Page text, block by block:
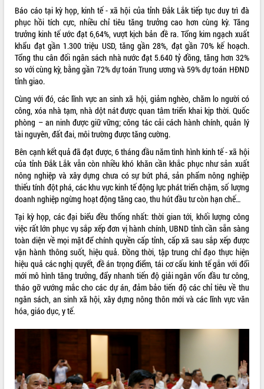
vụ 6 tháng cuối năm 2026
Kỳ họp thứ Hai, Hội đồng nhân dân
tỉnh khóa XI quyết nghị nhiều nội dung
quan trọng
Bí thư Tỉnh ủy Lương Nguyễn Minh
Triết thăm, tặng quà người có công với
cách mạng
Rà soát, hoàn thiện hệ thống thiết chế
văn hóa, thể thao đáp ứng yêu cầu
phát triển mới
Thường trực HĐND tỉnh Đắk Lắk gặp
mặt Đoàn chuyên gia y tế TP. Hồ Chí
Minh
Lễ truy điệu và an táng hài cốt liệt sĩ
tại Nghĩa trang Liệt sĩ xã Sơn Hòa
Bàn giải pháp tháo gỡ khó khăn trong
xuất khẩu sầu riêng và triển khai quy
định EUDR
Thứ trưởng Bộ Nông nghiệp và Môi
trường Nguyễn Hoàng Hiệp khảo sát
vùng trồng và doanh nghiệp đóng gói
sầu riêng tại Đắk Lắk
Trình diễn nghệ thuật chế biến các
món ăn từ sầu riêng
Đắk Lắk công bố Quy hoạch và xúc
tiến đầu tư tỉnh
Ngành cá ngừ Đắk Lắk chủ động thích
ứng để giữ vững thị trường xuất khẩu
Diễn đàn Kinh tế tư nhân Việt Nam đột
phá cơ chế - Hợp tác công tư
LIÊN KẾT WEB
THỐNG KÊ TRUY CẬP
Hôm nay: 17971
Tất cả: 66063294
Báo cáo tại kỳ họp, kinh tế - xã hội của tỉnh Đắk Lắk tiếp tục duy trì đà
phục hồi tích cực, nhiều chỉ tiêu tăng trưởng cao hơn cùng kỳ. Tăng
trưởng kinh tế ước đạt 6,64%, vượt kịch bản đề ra. Tổng kim ngạch xuất
khẩu đạt gần 1.300 triệu USD, tăng gần 28%, đạt gần 70% kế hoạch.
Tổng thu cân đối ngân sách nhà nước đạt 5.640 tỷ đồng, tăng hơn 32%
so với cùng kỳ, bằng gần 72% dự toán Trung ương và 59% dự toán HĐND
tỉnh giao.
Cùng với đó, các lĩnh vực an sinh xã hội, giảm nghèo, chăm lo người có
công, xóa nhà tạm, nhà dột nát được quan tâm triển khai kịp thời. Quốc
phòng – an ninh được giữ vững; công tác cải cách hành chính, quản lý
tài nguyên, đất đai, môi trường được tăng cường.
Bên cạnh kết quả đã đạt được, 6 tháng đầu năm tình hình kinh tế - xã hội
của tỉnh Đắk Lắk vẫn còn nhiều khó khăn cần khắc phục như sản xuất
nông nghiệp và xây dựng chưa có sự bứt phá, sản phẩm nông nghiệp
thiếu tính đột phá, các khu vực kinh tế động lực phát triển chậm, số lượng
doanh nghiệp ngừng hoạt động tăng cao, thu hút đầu tư còn hạn chế…
Tại kỳ họp, các đại biểu đều thống nhất: thời gian tới, khối lượng công
việc rất lớn phục vụ sắp xếp đơn vị hành chính, UBND tỉnh cần sẵn sàng
toàn diện về mọi mặt để chính quyền cấp tỉnh, cấp xã sau sắp xếp được
vận hành thông suốt, hiệu quả. Đồng thời, tập trung chỉ đạo thực hiện
hiệu quả các nghị quyết, đề án trọng điểm, tái cơ cấu kinh tế gắn với đổi
mới mô hình tăng trưởng, đẩy nhanh tiến độ giải ngân vốn đầu tư công,
tháo gỡ vướng mắc cho các dự án, đảm bảo tiến độ các chỉ tiêu về thu
ngân sách, an sinh xã hội, xây dựng nông thôn mới và các lĩnh vực văn
hóa, giáo dục, y tế.